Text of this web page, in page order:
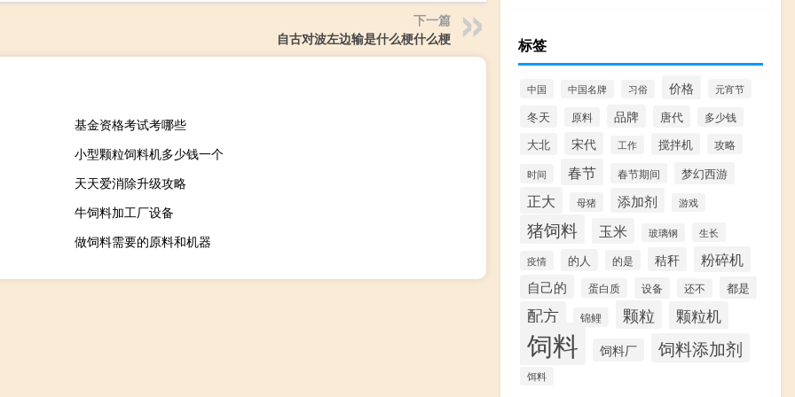
下一篇
自古对波左边输是什么梗什么梗
基金资格考试考哪些
小型颗粒饲料机多少钱一个
天天爱消除升级攻略
牛饲料加工厂设备
做饲料需要的原料和机器
标签
中国 中国名牌 习俗 价格 元宵节
冬天 原料 品牌 唐代 多少钱
大北 宋代 工作 搅拌机 攻略
时间 春节 春节期间 梦幻西游
正大 母猪 添加剂 游戏
猪饲料 玉米 玻璃钢
生长
疫情
的人 的是 秸秆 粉碎机
自己的 蛋白质 设备 还不 都是
配方 锦鲤 颗粒 颗粒机
饲料 饲料厂 饲料添加剂
饵料